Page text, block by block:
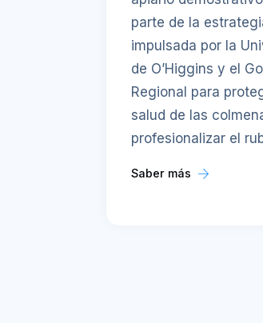
parte de la
impulsada por la
de O’Higgins y el
Regional para
salud de las
profesionalizar el
Saber más